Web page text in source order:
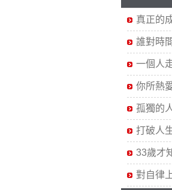
真正的
誰對時
一個人
你所熱
孤獨的
打破人
33歲才
對自律